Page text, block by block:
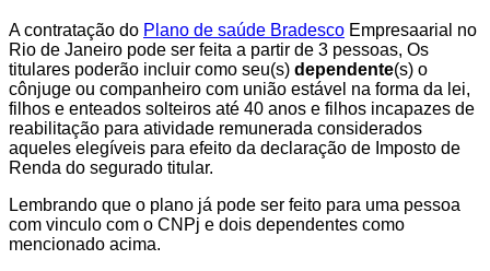
A contratação do Plano de saúde Bradesco Empresaarial no
Rio de Janeiro pode ser feita a partir de 3 pessoas, Os
titulares poderão incluir como seu(s) dependente(s) o
cônjuge ou companheiro com união estável na forma da lei,
filhos e enteados solteiros até 40 anos e filhos incapazes de
reabilitação para atividade remunerada considerados
aqueles elegíveis para efeito da declaração de Imposto de
Renda do segurado titular.
Lembrando que o plano já pode ser feito para uma pessoa
com vinculo com o CNPj e dois dependentes como
mencionado acima.